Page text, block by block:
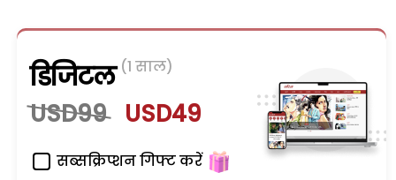
डिजिटल (1 साल)
USD99 USD49
सब्सक्रिप्शन गिफ्ट करें